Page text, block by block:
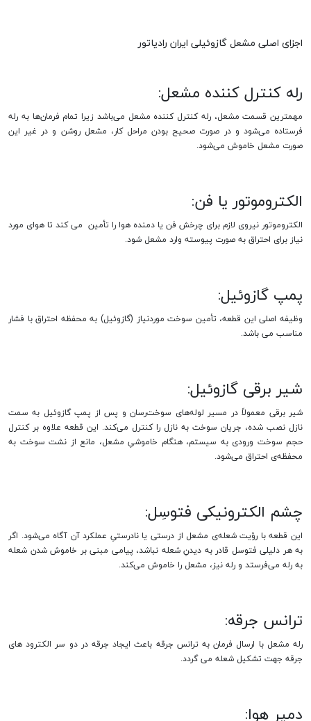
اجزای اصلی مشعل گازوئیلی ایران رادیاتور
رله کنترل کننده مشعل:
مهمترین قسمت مشعل، رله کنترل کننده مشعل می‌باشد زیرا تمام فرمان‌ها به رله
فرستاده می‌شود و در صورت صحیح بودن مراحل کار، مشعل روشن و در غیر این
صورت مشعل خاموش می‌شود.
الکتروموتور یا فن:
الکتروموتور نیروی لازم برای چرخش فن یا دمنده هوا را تأمین می کند تا هوای مورد
نیاز برای احتراق به صورت پیوسته وارد مشعل شود.
پمپ گازوئیل:
وظیفه اصلی این قطعه، تأمین سوخت موردنیاز (گازوئیل) به محفظه احتراق با فشار
مناسب می باشد.
شیر برقی گازوئیل:
شیر برقی معمولاً در مسیر لوله‌های سوخت‌رسان و پس از پمپ گازوئیل به سمت
نازل نصب شده، جریان سوخت به نازل را کنترل می‌کند. این قطعه علاوه ‌بر کنترل
حجم سوخت ورودی به سیستم، هنگام خاموشیِ مشعل، مانع از نشت سوخت به
محفظه‌ی احتراق می‌شود.
چشم الکترونیکی فتوسِل:
این قطعه با رؤیت شعله‌ی مشعل از درستی یا نادرستیِ عملکرد آن آگاه می‌شود. اگر
به هر دلیلی فتوسل قادر به دیدنِ شعله نباشد، پیامی مبنی بر خاموش شدن شعله
به رله می‌فرستد و رله نیز، مشعل را خاموش می‌کند.
ترانس جرقه:
رله مشعل با ارسال فرمان به ترانس جرقه باعث ایجاد جرقه در دو سر الکترود های
جرقه جهت تشکیل شعله می گردد.
دمپر هوا: